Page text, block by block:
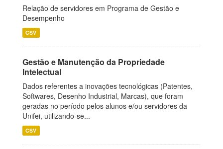
Relação de servidores em Programa de Gestão e
Desempenho
CSV
Gestão e Manutenção da Propriedade
Intelectual
Dados referentes a inovações tecnológicas (Patentes,
Softwares, Desenho Industrial, Marcas), que foram
geradas no período pelos alunos e/ou servidores da
Unifei, utilizando-se...
CSV